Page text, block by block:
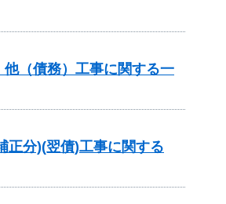
（債務）工事に関する一
分)(翌債)工事に関する